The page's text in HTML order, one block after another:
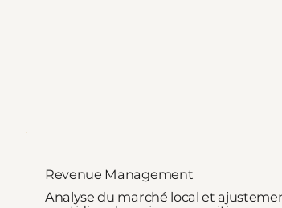
Revenue Management
Analyse du marché local et